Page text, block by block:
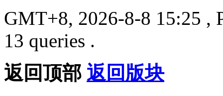
GMT+8, 2026-8-8 15:25 ,
13 queries .
返回顶部 返回版块